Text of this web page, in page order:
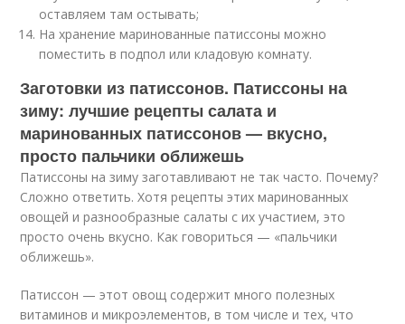
оставляем там остывать;
На хранение маринованные патиссоны можно
поместить в подпол или кладовую комнату.
Заготовки из патиссонов. Патиссоны на
зиму: лучшие рецепты салата и
маринованных патиссонов — вкусно,
просто пальчики оближешь
Патиссоны на зиму заготавливают не так часто. Почему?
Сложно ответить. Хотя рецепты этих маринованных
овощей и разнообразные салаты с их участием, это
просто очень вкусно. Как говориться — «пальчики
оближешь».
Патиссон — этот овощ содержит много полезных
витаминов и микроэлементов, в том числе и тех, что